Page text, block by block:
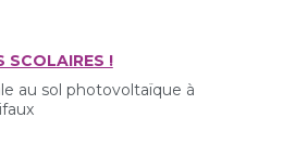
SCOLAIRES !
au sol photovoltaïque à